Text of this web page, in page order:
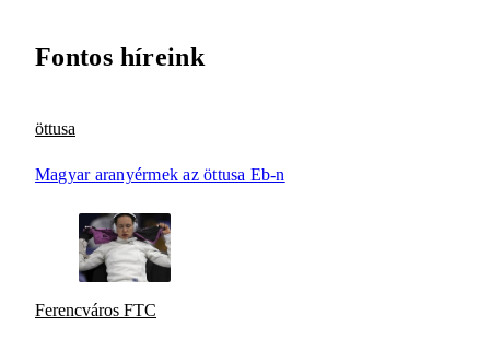
Fontos híreink
öttusa
Magyar aranyérmek az öttusa Eb-n
Ferencváros FTC